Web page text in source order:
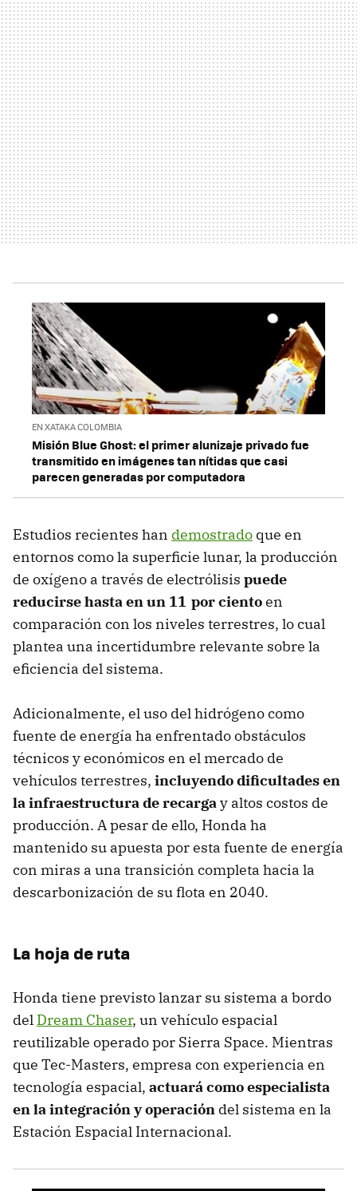
EN XATAKA COLOMBIA
Misión Blue Ghost: el primer alunizaje privado fue
transmitido en imágenes tan nítidas que casi
parecen generadas por computadora
Estudios recientes han demostrado que en
entornos como la superficie lunar, la producción
de oxígeno a través de electrólisis puede
reducirse hasta en un 11 por cientoen
comparación con los niveles terrestres, lo cual
plantea una incertidumbre relevante sobre la
eficiencia del sistema.
Adicionalmente, el uso del hidrógeno como
fuente de energía ha enfrentado obstáculos
técnicos y económicos en el mercado de
vehículos terrestres, incluyendo dificultades en
la infraestructura de recargay altos costos de
producción. A pesar de ello, Honda ha
mantenido su apuesta por esta fuente de energía
con miras a una transición completa hacia la
descarbonización de su flota en 2040.
La hoja de ruta
Honda tiene previsto lanzar su sistema a bordo
del Dream Chaser, un vehículo espacial
reutilizable operado por Sierra Space. Mientras
que Tec-Masters, empresa con experiencia en
tecnología espacial, actuará como especialista
en la integración y operación del sistema en la
Estación Espacial Internacional.